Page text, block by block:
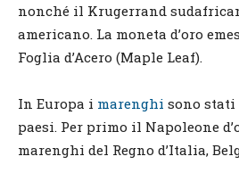
nonché il Krugerrand
americano. La moneta d’oro
Foglia d’Acero (Maple Leaf).
In Europa i marenghi sono stati
paesi. Per primo il Napoleone
marenghi del Regno d’Italia,